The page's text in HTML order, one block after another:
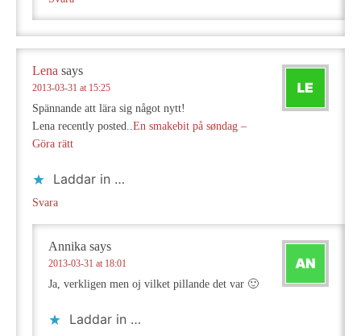
Lena says
2013-03-31 at 15:25
Spännande att lära sig något nytt!
Lena recently posted..En smakebit på søndag –
Göra rätt
Laddar in …
Svara
Annika says
2013-03-31 at 18:01
Ja, verkligen men oj vilket pillande det var 🙂
Laddar in …